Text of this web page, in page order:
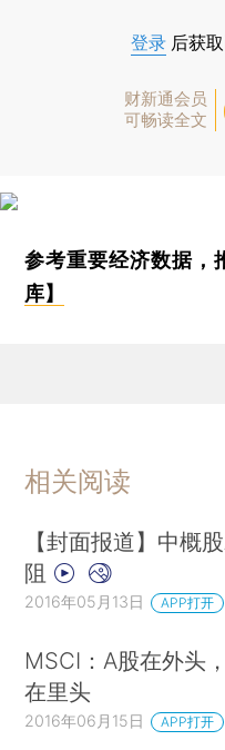
登录 后获
财新通会员
可畅读全文
参考重要经济数据，
库】
相关阅读
【封面报道】中概
阻
2016年05月13日 APP打开
MSCI：A股在外头
在里头
2016年06月15日 APP打开